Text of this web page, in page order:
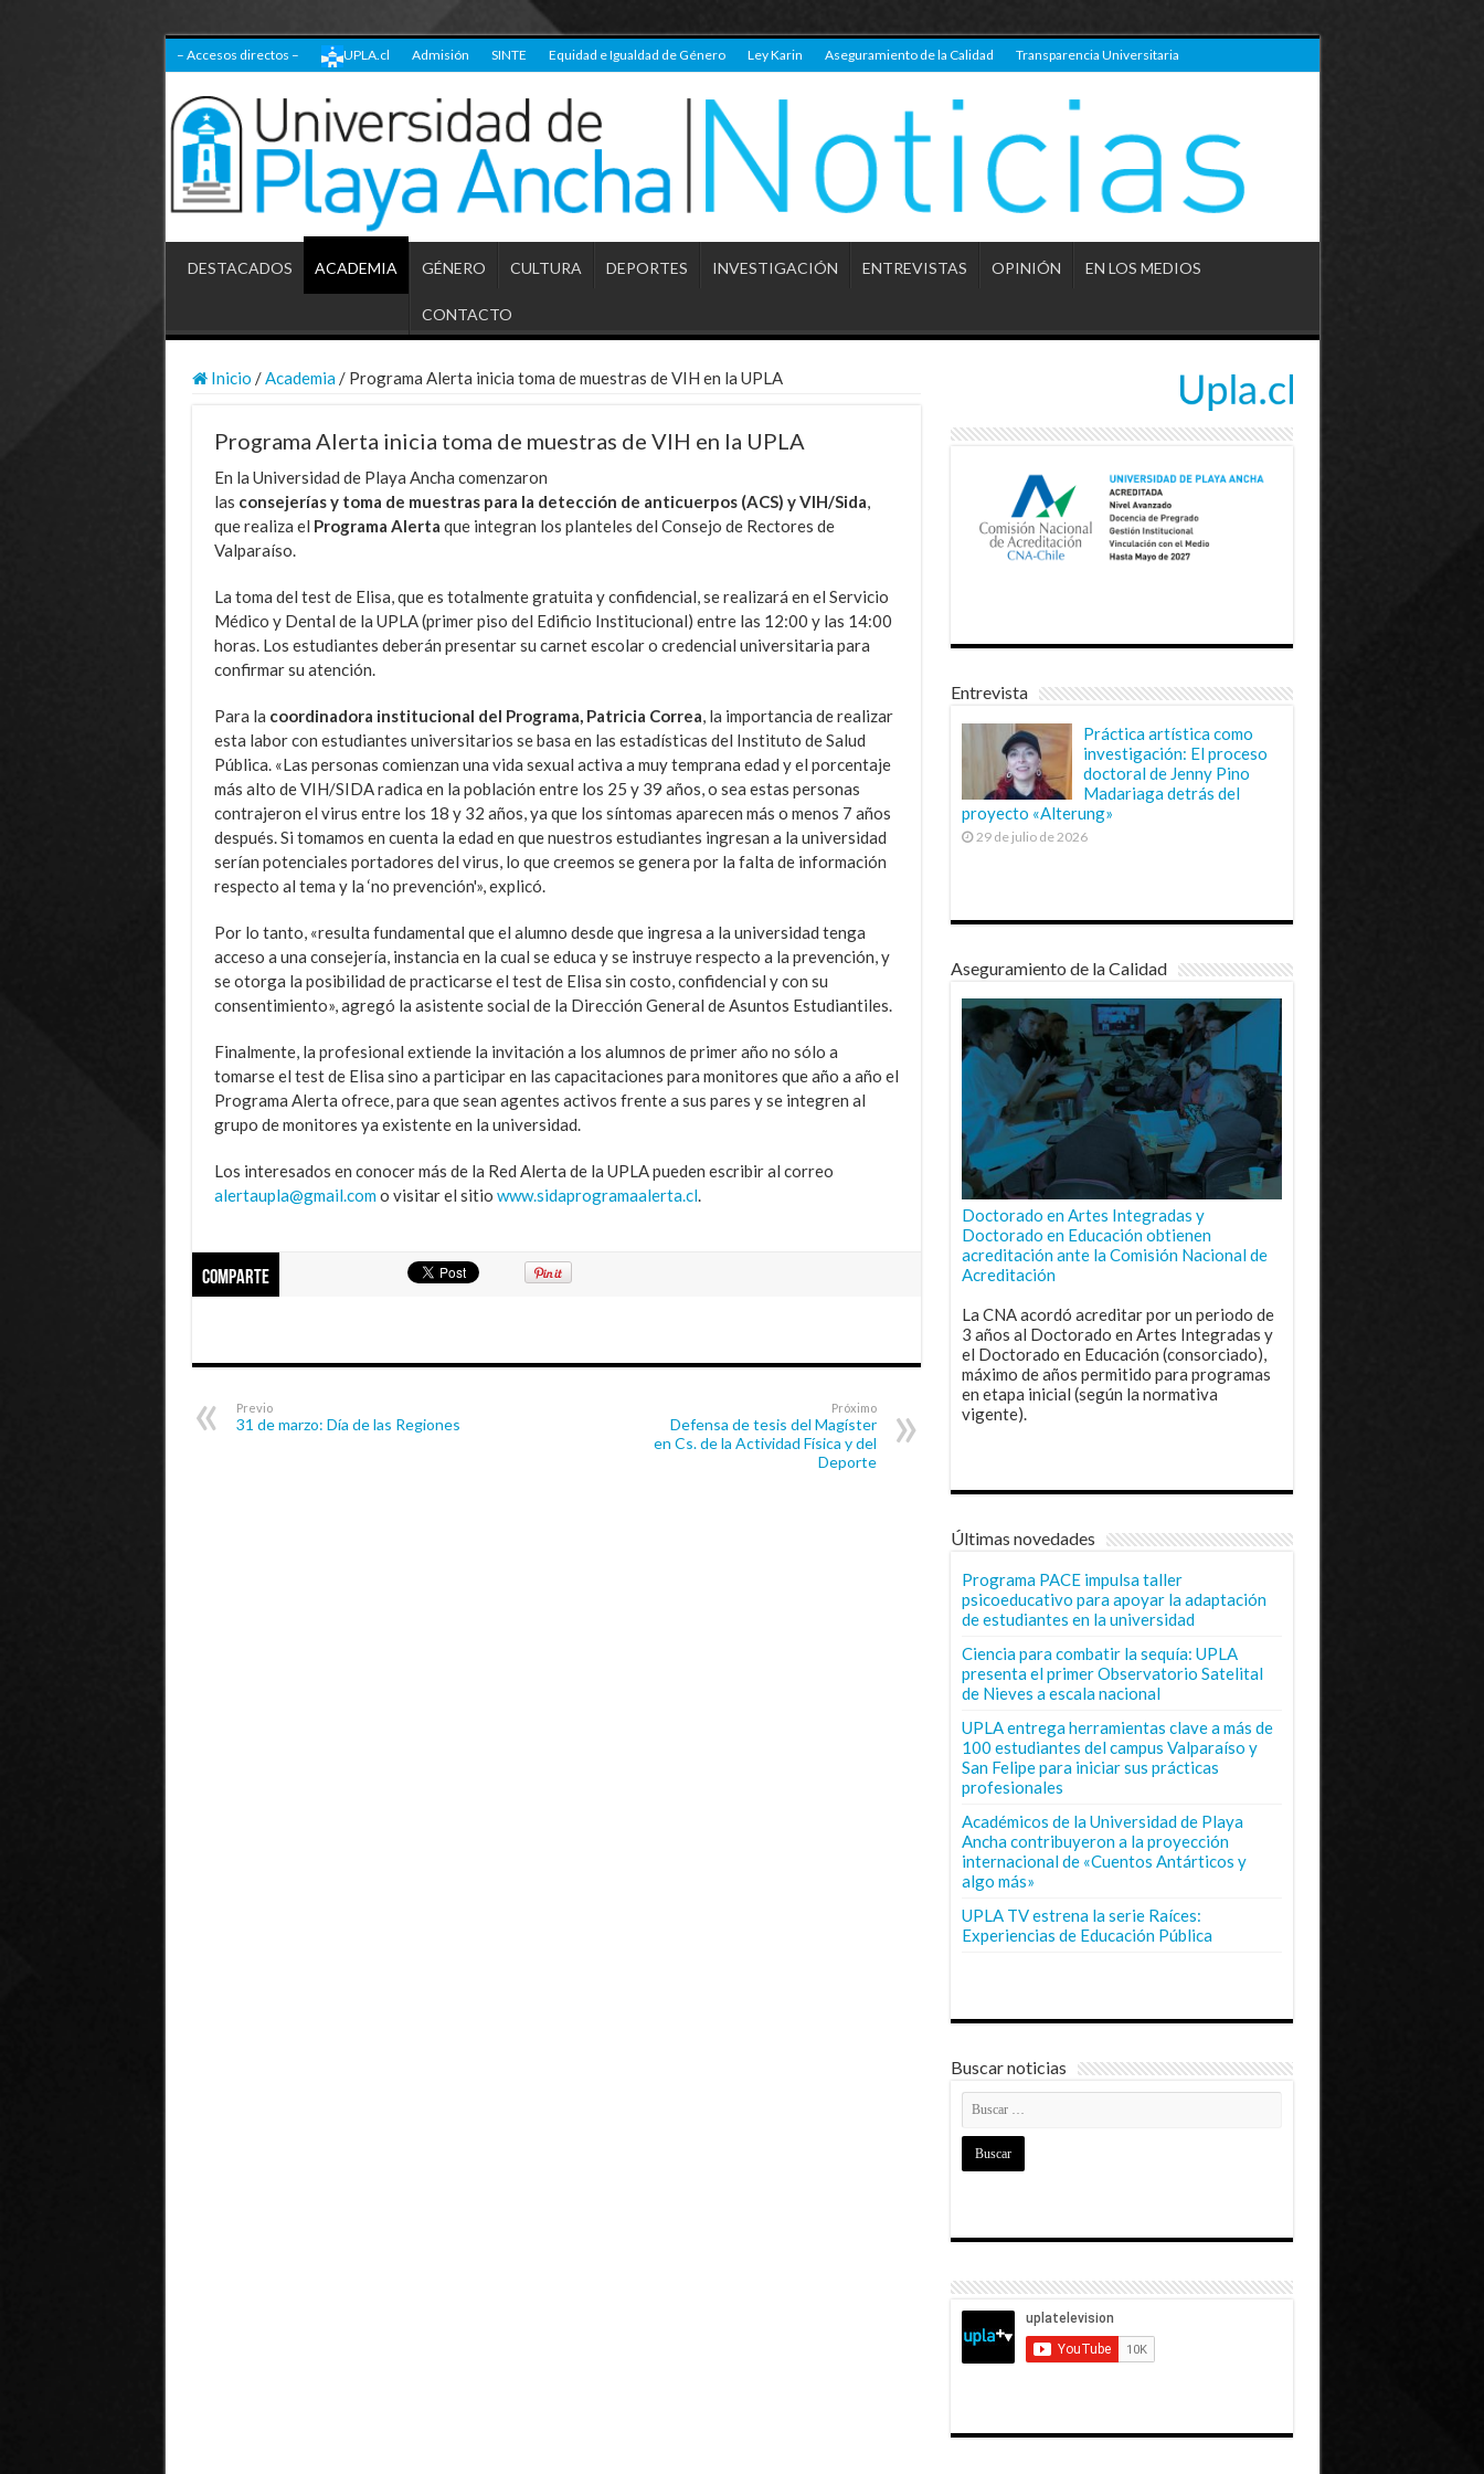
– Accesos directos – UPLA.cl Admisión SINTE Equidad e Igualdad de Género Ley Karin Aseguramiento de la Calidad Transparencia Universitaria
DESTACADOS ACADEMIA GÉNERO CULTURA DEPORTES INVESTIGACIÓN ENTREVISTAS OPINIÓN EN LOS MEDIOS
CONTACTO
Inicio / Academia / Programa Alerta inicia toma de muestras de VIH en la UPLA
Programa Alerta inicia toma de muestras de VIH en la UPLA
En la Universidad de Playa Ancha comenzaron
las consejerías y toma de muestras para la detección de anticuerpos (ACS) y VIH/Sida
que realiza el Programa Alerta que integran los planteles del Consejo de Rectores de
Valparaíso.
La toma del test de Elisa, que es totalmente gratuita y confidencial, se realizará en el Servicio
Médico y Dental de la UPLA (primer piso del Edificio Institucional) entre las 12:00 y las 14:00
horas. Los estudiantes deberán presentar su carnet escolar o credencial universitaria para
confirmar su atención.
Para la coordinadora institucional del Programa, Patricia Correa , la importancia de realizar
esta labor con estudiantes universitarios se basa en las estadísticas del Instituto de Salud
Pública. «Las personas comienzan una vida sexual activa a muy temprana edad y el porcentaje
más alto de VIH/SIDA radica en la población entre los 25 y 39 años, o sea estas personas
contrajeron el virus entre los 18 y 32 años, ya que los síntomas aparecen más o menos 7 años
después. Si tomamos en cuenta la edad en que nuestros estudiantes ingresan a la universidad
serían potenciales portadores del virus, lo que creemos se genera por la falta de información
respecto al tema y la ‘no prevención'», explicó.
Por lo tanto, «resulta fundamental que el alumno desde que ingresa a la universidad tenga
acceso a una consejería, instancia en la cual se educa y se instruye respecto a la prevención, y
se otorga la posibilidad de practicarse el test de Elisa sin costo, confidencial y con su
consentimiento», agregó la asistente social de la Dirección General de Asuntos Estudiantiles.
Finalmente, la profesional extiende la invitación a los alumnos de primer año no sólo a
tomarse el test de Elisa sino a participar en las capacitaciones para monitores que año a año el
Programa Alerta ofrece, para que sean agentes activos frente a sus pares y se integren al
grupo de monitores ya existente en la universidad.
Los interesados en conocer más de la Red Alerta de la UPLA pueden escribir al correo
alertaupla@gmail.como visitar el sitio www.sidaprogramaalerta.cl.
Comparte
Previo
31 de marzo: Día de las Regiones
Próximo
Defensa de tesis del Magíster
en Cs. de la Actividad Física y del
Deporte
Entrevista
Práctica artística como
investigación: El proceso
doctoral de Jenny Pino
Madariaga detrás del
proyecto «Alterung»
29 de julio de 2026
Aseguramiento de la Calidad
Doctorado en Artes Integradas y
Doctorado en Educación obtienen
acreditación ante la Comisión Nacional de
Acreditación
La CNA acordó acreditar por un periodo de
3 años al Doctorado en Artes Integradas y
el Doctorado en Educación (consorciado),
máximo de años permitido para programas
en etapa inicial (según la normativa
vigente).
Últimas novedades
Programa PACE impulsa taller
psicoeducativo para apoyar la adaptación
de estudiantes en la universidad
Ciencia para combatir la sequía: UPLA
presenta el primer Observatorio Satelital
de Nieves a escala nacional
UPLA entrega herramientas clave a más de
100 estudiantes del campus Valparaíso y
San Felipe para iniciar sus prácticas
profesionales
Académicos de la Universidad de Playa
Ancha contribuyeron a la proyección
internacional de «Cuentos Antárticos y
algo más»
UPLA TV estrena la serie Raíces:
Experiencias de Educación Pública
Buscar noticias